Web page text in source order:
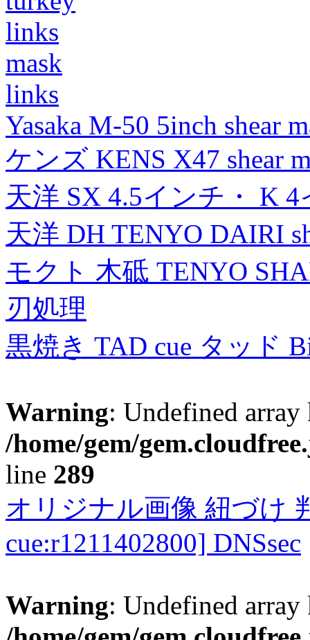
links
mask
links
Yasaka M-50 5inch shear
ケンズ KENS X47 shear
天洋 SX 4.5インチ・ K
天洋 DH TENYO DAIRI
モクト 木砥 TENYO
刃処理
黒焼き TAD cue タッド
Warning: Undefined
/home/gem/
line 289
オリジナル画像 紐づけ
cue:r1211402800] DNSsec
Warning: Undefined